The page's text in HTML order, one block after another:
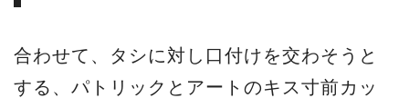
合わせて、タシに対し口付けを交わそうと
する、パトリックとアートのキス寸前カッ